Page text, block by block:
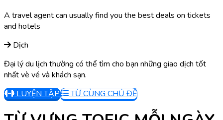
A travel agent can usually find you the best deals on tickets
and hotels
Dịch
Đại lý du lịch thường có thể tìm cho bạn những giao dịch tốt
nhất vè vé và khách sạn.
LUYỆN TẬP
TỪ CÙNG CHỦ ĐỀ